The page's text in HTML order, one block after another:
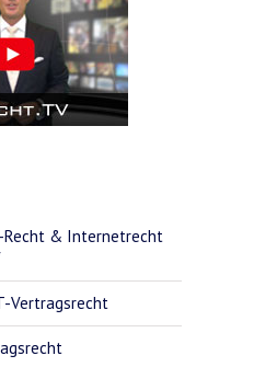
Recht & Internetrecht
Vertragsrecht